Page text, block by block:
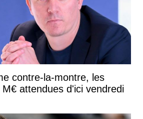
contre-la-montre, les
attendues d'ici vendredi